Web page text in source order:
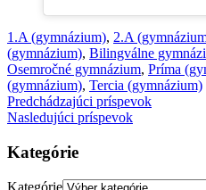
1.A (gymnázium), 2.A
(gymnázium), Bilingválne
Osemročné gymnázium, Príma
(gymnázium), Tercia (gymnázium)
Predchádzajúci príspevok
Nasledujúci príspevok
Kategórie
Kategórie